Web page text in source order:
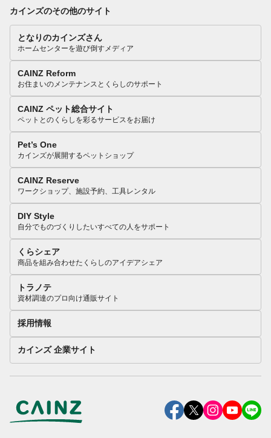
カインズのその他のサイト
となりのカインズさん
ホームセンターを遊び倒すメディア
CAINZ Reform
お住まいのメンテナンスとくらしのサポート
CAINZ ペット総合サイト
ペットとのくらしを彩るサービスをお届け
Pet’s One
カインズが展開するペットショップ
CAINZ Reserve
ワークショップ、施設予約、工具レンタル
DIY Style
自分でものづくりしたいすべての人をサポート
くらシェア
商品を組み合わせたくらしのアイデアシェア
トラノテ
資材調達のプロ向け通販サイト
採用情報
カインズ 企業サイト